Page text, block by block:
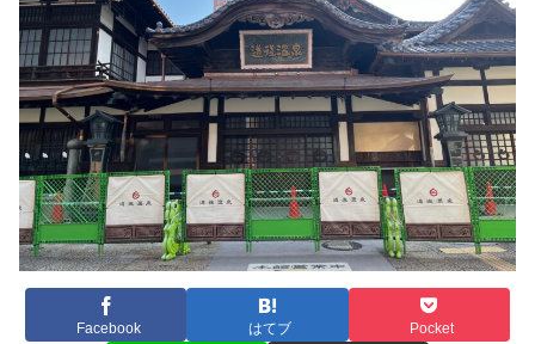
Facebook はてブ Pocket